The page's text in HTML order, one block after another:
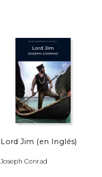
12%
dcto.
Lord Jim (en Inglés)
Joseph Conrad